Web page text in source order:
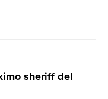
sheriff del